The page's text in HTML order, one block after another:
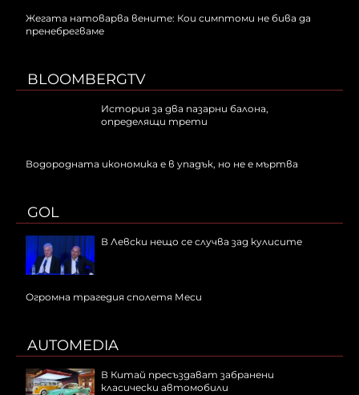
Жегата натоварва вените: Кои симптоми не бива да
пренебрегваме
BLOOMBERGTV
История за два пазарни балона,
определящи трети
Водородната икономика е в упадък, но не е мъртва
GOL
В Левски нещо се случва зад кулисите
Огромна трагедия сполетя Меси
AUTOMEDIA
В Китай пресъздават забранени
класически автомобили